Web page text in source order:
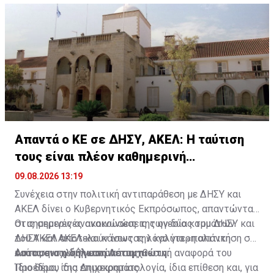
Απαντά ο ΚΕ σε ΔΗΣΥ, ΑΚΕΛ: Η ταύτιση
τους είναι πλέον καθημερινή
διαπίστωση
09.08.2026 13:19
Συνέχεια στην πολιτική αντιπαράθεση με ΔΗΣΥ και
ΑΚΕΛ δίνει ο Κυβερνητικός Εκπρόσωπος, απαντώντας
στις σημερινές ανακοινώσεις των δύο κομμάτων
ΔΗΣΥ και ΑΚΕΛ και κάνοντας λόγο για «πολιτική
ταύτιση» των ηγεσιών τους.
Οι σημερινές ανακοινώσεις της ηγεσίας του ΔΗΣΥ και
του ΑΚΕΛ αποτελούν ίσως την καλύτερη απάντηση σε
όσους ενοχλήθηκαν από τη χθεσινή αναφορά του
Προέδρου της Δημοκρατίας.
Αυτουσια η δήλωση Λετυμπιώτη:
Ίδιο θέμα, ίδια επιχειρηματολογία, ίδια επίθεση και, για